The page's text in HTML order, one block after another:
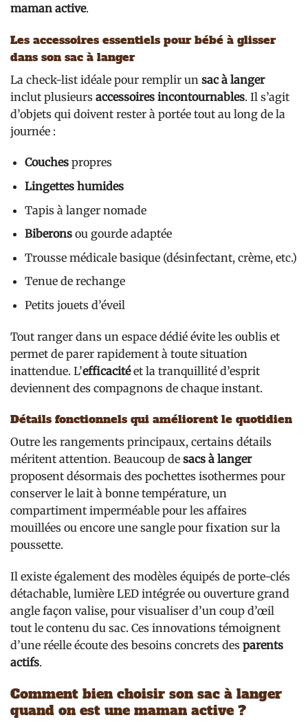
maman active.
Les accessoires essentiels pour bébé à glisser
dans son sac à langer
La check-list idéale pour remplir un sac à langer
inclut plusieurs accessoires incontournables. Il s’agit
d’objets qui doivent rester à portée tout au long de la
journée :
Couchespropres
Lingettes humides
Tapis à langer nomade
Biberonsou gourde adaptée
Trousse médicale basique (désinfectant, crème, etc.)
Tenue de rechange
Petits jouets d’éveil
Tout ranger dans un espace dédié évite les oublis et
permet de parer rapidement à toute situation
inattendue. L’efficacitéet la tranquillité d’esprit
deviennent des compagnons de chaque instant.
Détails fonctionnels qui améliorent le quotidien
Outre les rangements principaux, certains détails
méritent attention. Beaucoup de sacs à langer
proposent désormais des pochettes isothermes pour
conserver le lait à bonne température, un
compartiment imperméable pour les affaires
mouillées ou encore une sangle pour fixation sur la
poussette.
Il existe également des modèles équipés de porte-clés
détachable, lumière LED intégrée ou ouverture grand
angle façon valise, pour visualiser d’un coup d’œil
tout le contenu du sac. Ces innovations témoignent
d’une réelle écoute des besoins concrets des parents
actifs.
Comment bien choisir son sac à langer
quand on est une maman active ?